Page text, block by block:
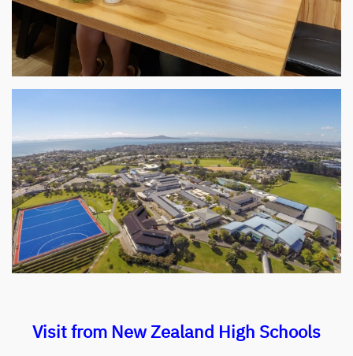
Visit from New Zealand High Schools